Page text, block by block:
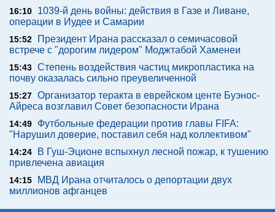
16:10
1039-й день войны: действия в Газе и Ливане,
операции в Иудее и Самарии
15:52
Президент Ирана рассказал о семичасовой
встрече с "дорогим лидером" Моджтабой Хаменеи
15:43 Степень воздействия частиц микропластика на
почву оказалась сильно преувеличенной
15:27 Организатор теракта в еврейском центе Буэнос-
Айреса возглавил Совет безопасности Ирана
14:49
Футбольные федерации против главы FIFA:
"Нарушил доверие, поставил себя над коллективом"
14:24
В Гуш-Эционе вспыхнул лесной пожар, к тушению
привлечена авиация
14:15
МВД Ирана отчиталось о депортации двух
миллионов афганцев